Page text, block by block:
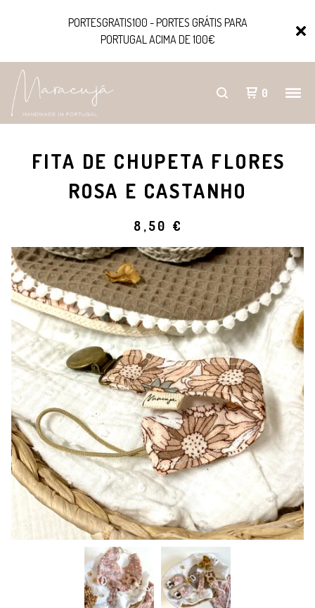
PORTESGRATIS100 - PORTES GRÁTIS PARA
PORTUGAL ACIMA DE 100€
0
FITA DE CHUPETA FLORES
ROSA E CASTANHO
8,50 €